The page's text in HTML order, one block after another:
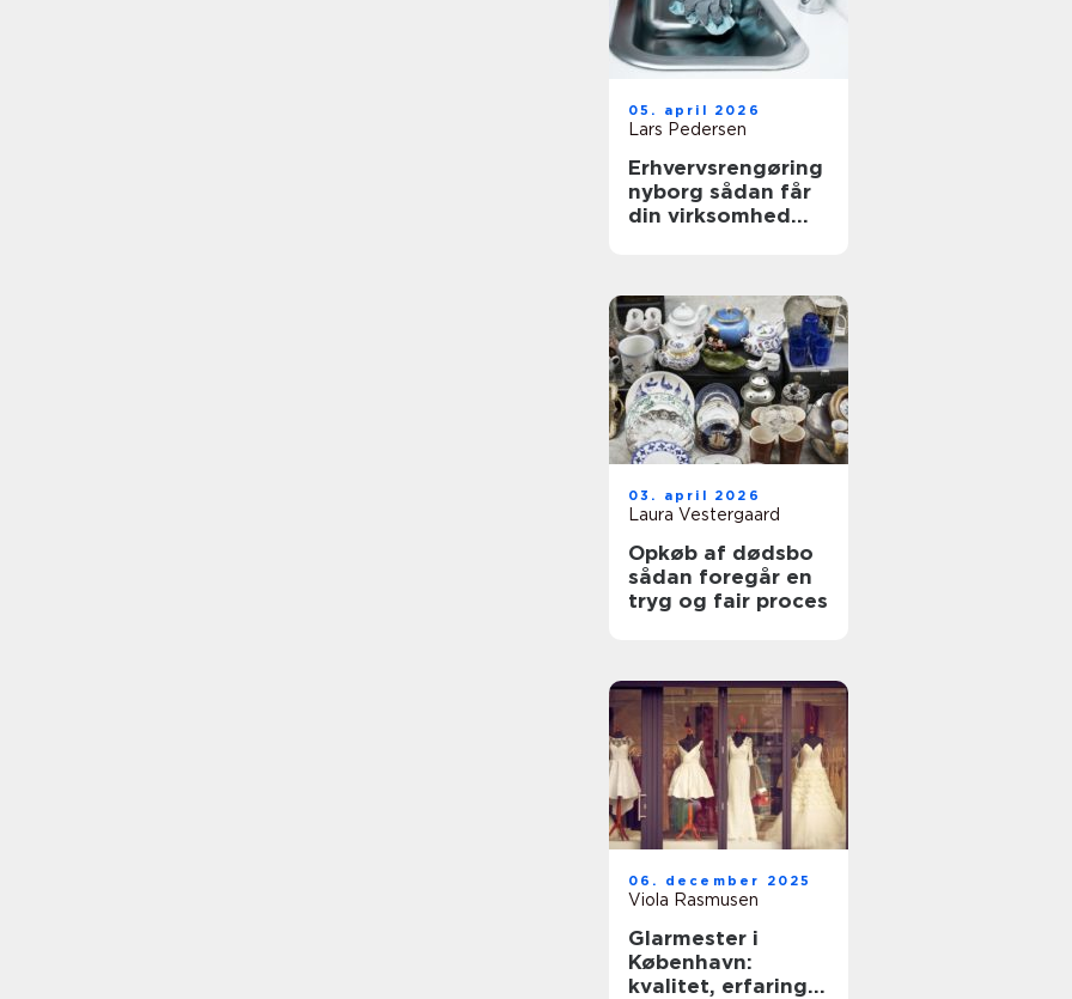
05. april 2026
Lars Pedersen
Erhvervsrengøring
nyborg sådan får
din virksomhed
03. april 2026
Laura Vestergaard
Opkøb af dødsbo
sådan foregår en
tryg og fair proces
06. december 2025
Viola Rasmusen
Glarmester i
København:
kvalitet, erfaring